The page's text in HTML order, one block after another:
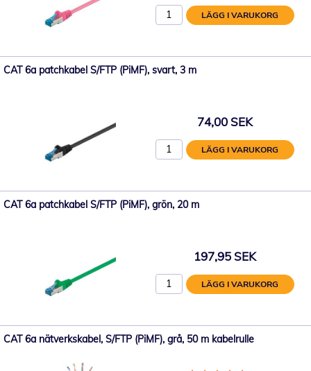
LÄGG I VARUKORG
CAT 6a patchkabel S/FTP (PiMF), svart, 3 m
74,00 SEK
LÄGG I VARUKORG
CAT 6a patchkabel S/FTP (PiMF), grön, 20 m
197,95 SEK
LÄGG I VARUKORG
CAT 6a nätverkskabel, S/FTP (PiMF), grå, 50 m kabelrulle